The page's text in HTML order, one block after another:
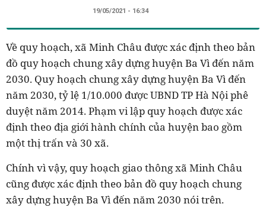
19/05/2021 - 16:34
Về quy hoạch, xã Minh Châu được xác định theo bản
đồ quy hoạch chung xây dựng huyện Ba Vì đến năm
2030. Quy hoạch chung xây dựng huyện Ba Vì đến
năm 2030, tỷ lệ 1/10.000 được UBND TP Hà Nội phê
duyệt năm 2014. Phạm vi lập quy hoạch được xác
định theo địa giới hành chính của huyện bao gồm
một thị trấn và 30 xã.
Chính vì vậy, quy hoạch giao thông xã Minh Châu
cũng được xác định theo bản đồ quy hoạch chung
xây dựng huyện Ba Vì đến năm 2030 nói trên.